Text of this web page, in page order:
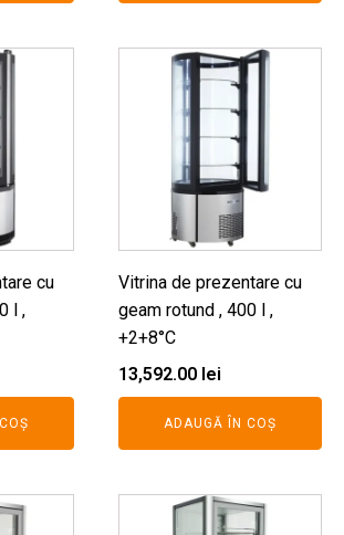
cu
l ,
Vitrina de prezentare cu
geam rotund , 400 l ,
+2+8°C
13,592.00 lei
ADAUGĂ ÎN COȘ